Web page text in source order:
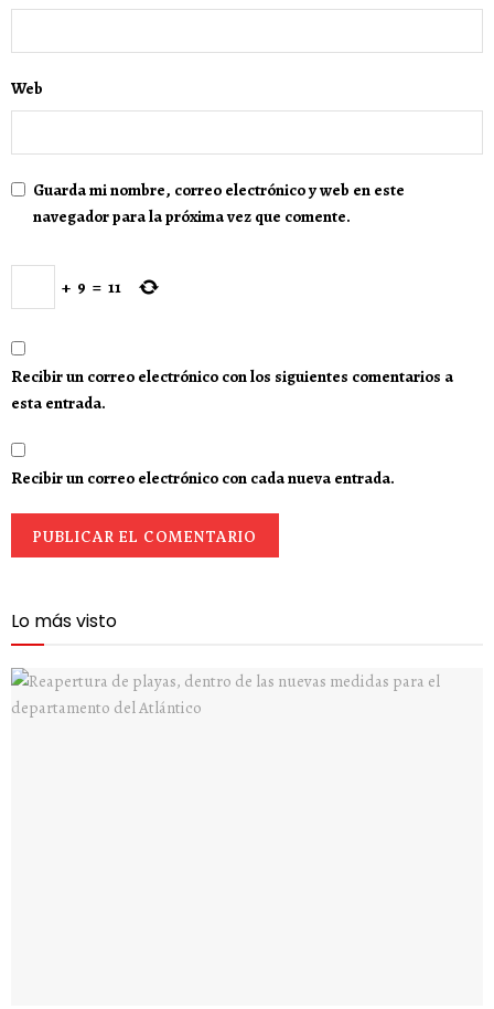
Web
Guarda mi nombre, correo electrónico y web en este
navegador para la próxima vez que comente.
+ 9 = 11
Recibir un correo electrónico con los siguientes comentarios a
esta entrada.
Recibir un correo electrónico con cada nueva entrada.
Lo más visto